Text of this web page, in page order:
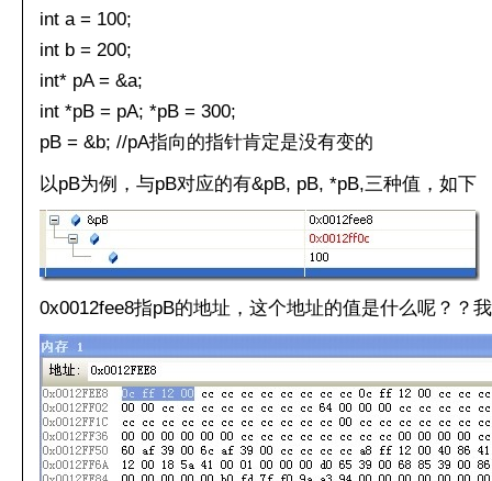
int a = 100;
int b = 200;
int* pA = &a;
int *pB = pA; *pB = 300;
pB = &b; //pA指向的指针肯定是没有变的
以pB为例，与pB对应的有&pB, pB, *pB,三种值，如下
0x0012fee8指pB的地址，这个地址的值是什么呢？？